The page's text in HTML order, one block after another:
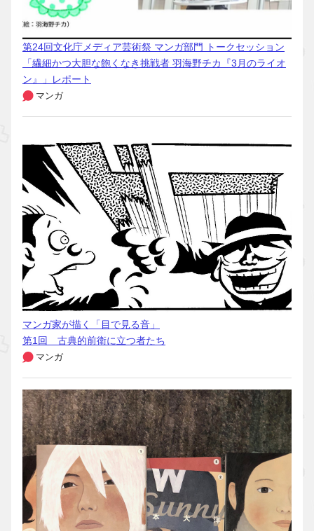
第24回文化庁メディア芸術祭 マンガ部門 トークセッション
「繊細かつ大胆な飽くなき挑戦者 羽海野チカ『3月のライオ
ン』」レポート
マンガ
マンガ家が描く「目で見る音」
第1回 古典的前衛に立つ者たち
マンガ